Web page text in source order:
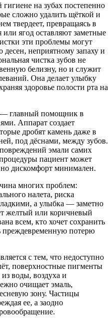
на зубах постепенно
сложно удалить щёткой и
твердеет, превращаясь в
ягод оставляют заметные
эти проблемы могут
десен, неприятному запаху и
чистка зубов не
белизну, но и служит
Она делает улыбку
здоровье полости рта на
— главный помощник в
Аппарат создает
дробят камень даже в
под дёснами, между зубов.
эмали самих
пациент может
дискомфорт минимален.
многих проблем:
налета, риска
а улыбка — заметно
желтый или коричневый
всем, кто хочет сохранить
преждевременную потерю
с тем, что недоступно
поверхностные пигменты
воды, воздуха и
очищает эмаль,
зону. Частицы
ее, а заодно